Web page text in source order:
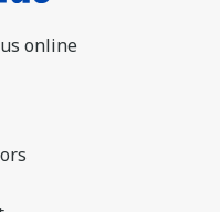
online